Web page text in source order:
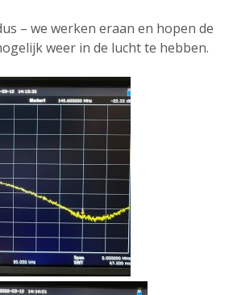
– we werken eraan en hopen de
weer in de lucht te hebben.